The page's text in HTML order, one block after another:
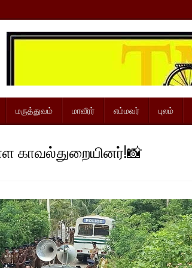
மருத்துவம் மாவீரர் எம்மவர் புலம்
காவல்துறையினர்!📸